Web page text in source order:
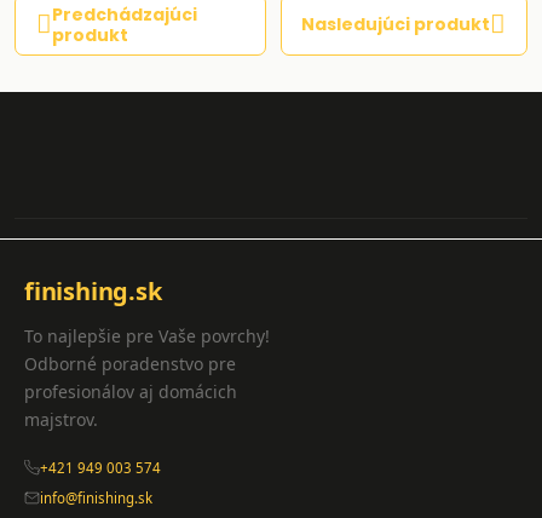
Predchádzajúci
produkt
Nasledujúci produkt
finishing.sk
To najlepšie pre Vaše povrchy!
Odborné poradenstvo pre
profesionálov aj domácich
majstrov.
+421 949 003 574
info@finishing.sk